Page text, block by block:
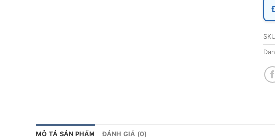
MÔ TẢ SẢN PHẨM ĐÁNH GIÁ (0)